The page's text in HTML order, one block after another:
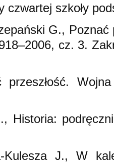
czwartej szkoły
G., Poznać
cz. 3.
Historia:
Kulesza J., W